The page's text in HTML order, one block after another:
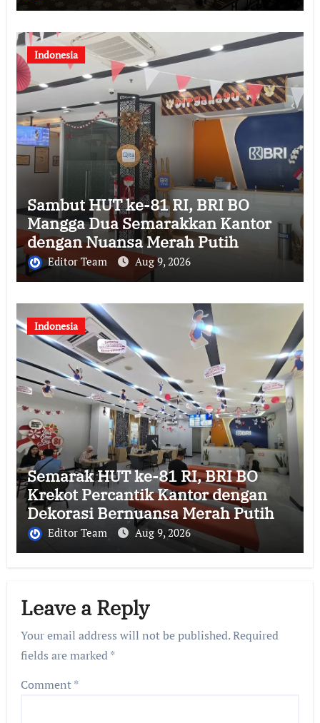
Indonesia
Sambut HUT ke-81 RI, BRI BO
Mangga Dua Semarakkan Kantor
dengan Nuansa Merah Putih
Editor Team Aug 9, 2026
Indonesia
Semarak HUT ke-81 RI, BRI BO
Krekot Percantik Kantor dengan
Dekorasi Bernuansa Merah Putih
Editor Team Aug 9, 2026
Leave a Reply
Your email address will not be published.Required
fields are marked*
Comment*